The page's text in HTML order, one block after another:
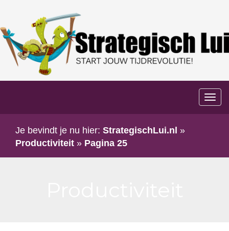
Je bevindt je nu hier: StrategischLui.nl »
Productiviteit » Pagina 25